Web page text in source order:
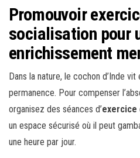
Promouvoir
socialisation pour
enrichissement
Dans la nature, le cochon d’Inde
permanence. Pour compenser
organisez des séances d’exercice
un espace sécurisé où il peut
une heure par jour.